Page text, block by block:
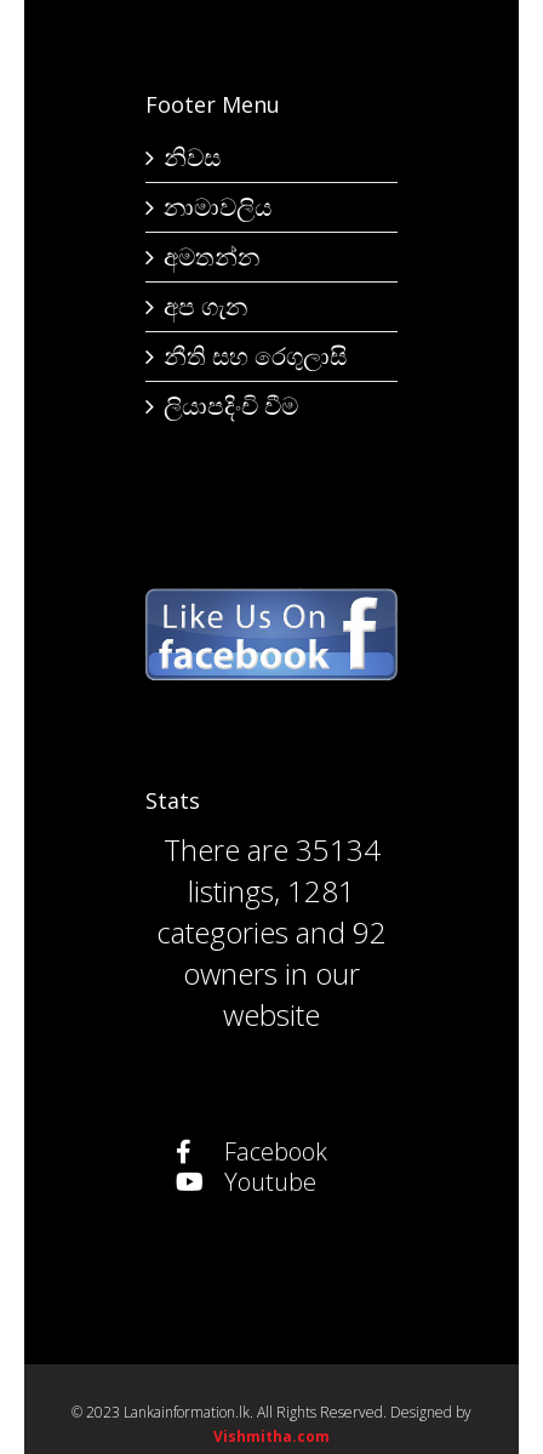
Footer Menu
නිවස
නාමාවලිය
අමතන්න
අප ගැන
නීති සහ රෙගුලාසි
ලියාපදිංචි වීම
Stats
There are 35134
listings, 1281
categories and 92
owners in our
website
Facebook
Youtube
© 2023 Lankainformation.lk. All Rights Reserved. Designed by
Vishmitha.com